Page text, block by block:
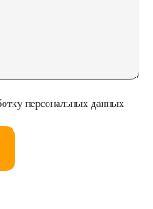
персональных данных